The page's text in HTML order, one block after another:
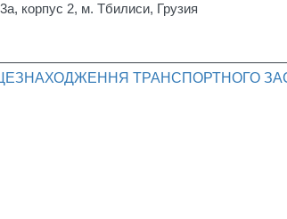
корпус 2, м. Тбилиси, Грузия
ТРАНСПОРТНОГО